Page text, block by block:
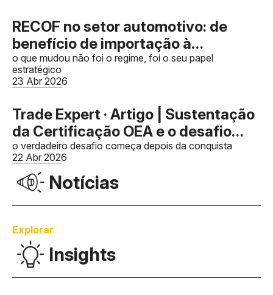
RECOF no setor automotivo: de
benefício de importação à
arquitetura de competitividade da
cadeia e captura de créditos de PIS
o que mudou não foi o regime, foi o seu papel
estratégico
23 Abr 2026
Trade Expert · Artigo | Sustentação
da Certificação OEA e o desafio
Pós-Certificação: Governança,
monitoramento contínuo e
prevenção de perda de certificação
o verdadeiro desafio começa depois da conquista
22 Abr 2026
Notícias
Explorar
Insights